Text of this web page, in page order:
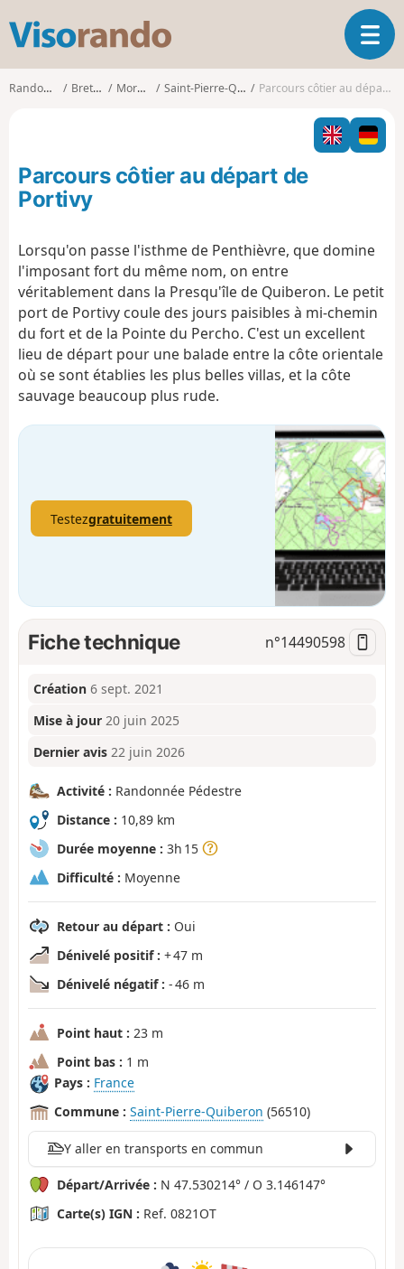
s
o
o
O
u
r
i
r
l
i
a
t
o
n
Randonnées Bretagne Morbihan Saint-Pierre-Quiberon Parcours côtier au départ de Portivy
Parcours côtier au départ de
Portivy
Lorsqu'on passe l'isthme de Penthièvre, que domine
l'imposant fort du même nom, on entre
véritablement dans la Presqu'île de Quiberon. Le petit
port de Portivy coule des jours paisibles à mi-chemin
du fort et de la Pointe du Percho. C'est un excellent
lieu de départ pour une balade entre la côte orientale
où se sont établies les plus belles villas, et la côte
sauvage beaucoup plus rude.
Testezgratuitement
Fiche technique n°14490598
Création 6 sept. 2021
Mise à jour 20 juin 2025
Dernier avis 22 juin 2026
Activité : Randonnée Pédestre
Distance : 10,89 km
Durée moyenne : 3h 15
Difficulté : Moyenne
Retour au départ : Oui
Dénivelé positif : + 47 m
Dénivelé négatif : - 46 m
Point haut : 23 m
Point bas : 1 m
Pays : France
Commune : Saint-Pierre-Quiberon (56510)
Y aller en transports en commun
Départ/Arrivée : N 47.530214° / O 3.146147°
Carte(s) IGN : Ref. 0821OT